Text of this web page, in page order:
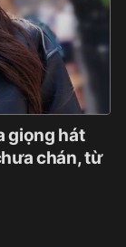
giọng hát
chán, từ